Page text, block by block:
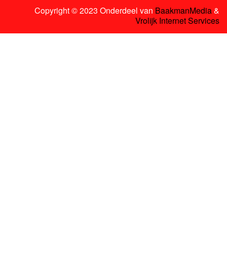
Copyright © 2023 Onderdeel van BaakmanMedia&
Vrolijk Internet Services